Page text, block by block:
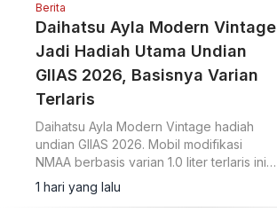
Berita
Daihatsu Ayla Modern Vintage
Jadi Hadiah Utama Undian
GIIAS 2026, Basisnya Varian
Terlaris
Daihatsu Ayla Modern Vintage hadiah
undian GIIAS 2026. Mobil modifikasi
NMAA berbasis varian 1.0 liter terlaris ini
diundi di hadapan pengunjung dan
dimenangkan konsumen dari Lampung.
1 hari yang lalu